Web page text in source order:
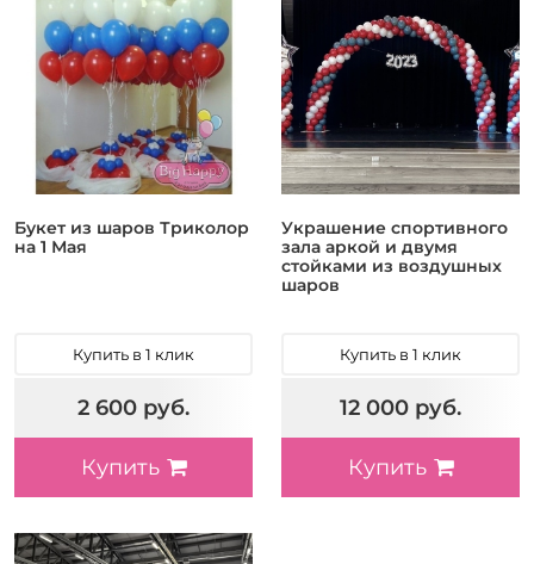
Букет из шаров Триколор
на 1 Мая
Купить в 1 клик
2 600 руб.
Купить
Украшение спортивного
зала аркой и двумя
стойками из воздушных
шаров
Купить в 1 клик
12 000 руб.
Купить